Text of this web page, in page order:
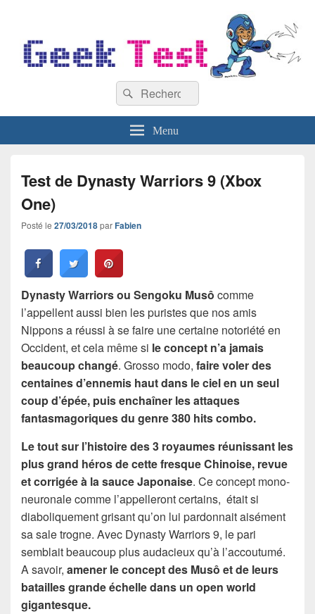
Recherche :
Rechercher
Menu
Test de Dynasty Warriors 9 (Xbox
One)
Posté le 27/03/2018parFabien
Dynasty Warriors ou Sengoku Musô comme
l’appellent aussi bien les puristes que nos amis
Nippons a réussi à se faire une certaine notoriété en
Occident, et cela même si le concept n’a jamais
beaucoup changé. Grosso modo, faire voler des
centaines d’ennemis haut dans le ciel en un seul
coup d’épée, puis enchaîner les attaques
fantasmagoriques du genre 380 hits combo.
Le tout sur l’histoire des 3 royaumes réunissant les
plus grand héros de cette fresque Chinoise, revue
et corrigée à la sauce Japonaise. Ce concept mono-
neuronale comme l’appelleront certains, était si
diaboliquement grisant qu’on lui pardonnait aisément
sa sale trogne. Avec Dynasty Warriors 9, le pari
semblait beaucoup plus audacieux qu’à l’accoutumé.
A savoir, amener le concept des Musô et de leurs
batailles grande échelle dans un open world
gigantesque.